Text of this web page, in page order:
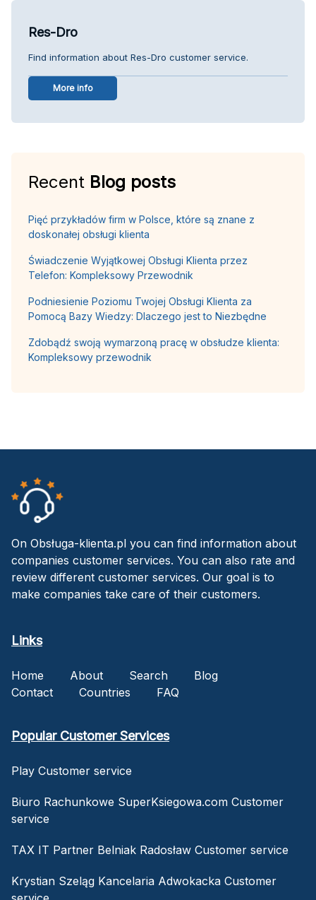
Res-Dro
Find information about Res-Dro customer service.
More info
Recent Blog posts
Pięć przykładów firm w Polsce, które są znane z
doskonałej obsługi klienta
Świadczenie Wyjątkowej Obsługi Klienta przez
Telefon: Kompleksowy Przewodnik
Podniesienie Poziomu Twojej Obsługi Klienta za
Pomocą Bazy Wiedzy: Dlaczego jest to Niezbędne
Zdobądź swoją wymarzoną pracę w obsłudze klienta:
Kompleksowy przewodnik
On Obsługa-klienta.pl you can find information about
companies customer services. You can also rate and
review different customer services. Our goal is to
make companies take care of their customers.
Links
Home About Search
Blog
Contact
Countries FAQ
Popular Customer Services
Play Customer service
Biuro Rachunkowe SuperKsiegowa.com Customer
service
TAX IT Partner Belniak Radosław Customer service
Krystian Szeląg Kancelaria Adwokacka Customer